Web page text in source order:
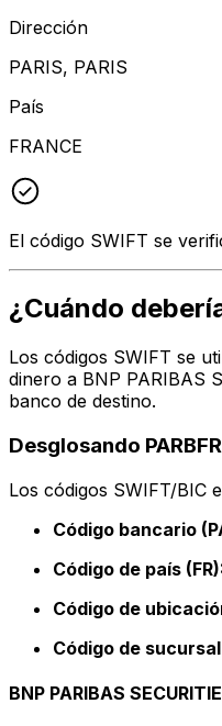
Dirección
PARIS, PARIS
País
FRANCE
El código SWIFT se
¿Cuándo
Los códigos SWIFT se
dinero a BNP PARIBAS
banco de destino.
Desglosando
Los códigos SWIFT/BIC
Código bancario
Código de país
Código de
Código de sucursal
BNP PARIBAS